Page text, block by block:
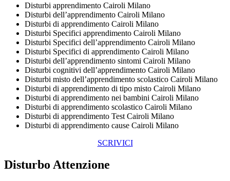
Disturbi apprendimento Cairoli Milano
Disturbi dell’apprendimento Cairoli Milano
Disturbi di apprendimento Cairoli Milano
Disturbi Specifici apprendimento Cairoli Milano
Disturbi Specifici dell’apprendimento Cairoli Milano
Disturbi Specifici di apprendimento Cairoli Milano
Disturbi dell’apprendimento sintomi Cairoli Milano
Disturbi cognitivi dell’apprendimento Cairoli Milano
Disturbi misto dell’apprendimento scolastico Cairoli Milano
Disturbi di apprendimento di tipo misto Cairoli Milano
Disturbi di apprendimento nei bambini Cairoli Milano
Disturbi di apprendimento scolastico Cairoli Milano
Disturbi di apprendimento Test Cairoli Milano
Disturbi di apprendimento cause Cairoli Milano
SCRIVICI
Disturbo Attenzione